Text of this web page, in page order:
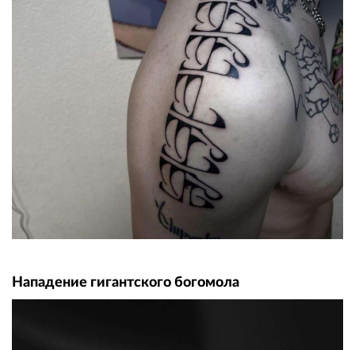
Нападение гигантского богомола